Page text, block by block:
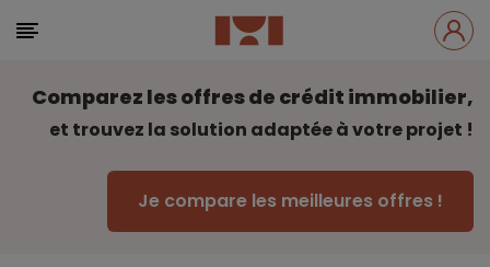
Comparez les offres de crédit immobilier,
et trouvez la solution adaptée à votre projet !
Je compare les meilleures offres !